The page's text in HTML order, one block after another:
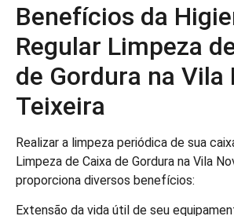
Benefícios da
Regular Limpeza
de Gordura na Vila
Teixeira
Realizar a limpeza periódica de sua
Limpeza de Caixa de Gordura na Vila
proporciona diversos benefícios:
Extensão da vida útil de seu